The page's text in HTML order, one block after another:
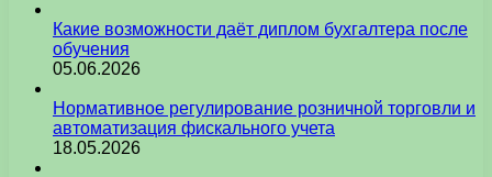
Какие возможности даёт диплом бухгалтера после
обучения
05.06.2026
Нормативное регулирование розничной торговли и
автоматизация фискального учета
18.05.2026